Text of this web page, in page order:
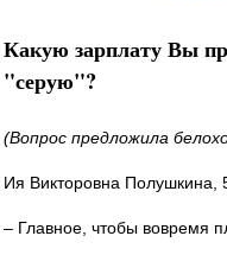
Какую зарплату Вы
"серую"?
(Вопрос предложила
Ия Викторовна Полушкина,
– Главное, чтобы вовремя